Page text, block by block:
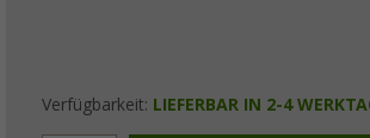
Verfügbarkeit: LIEFERBAR IN 2-4